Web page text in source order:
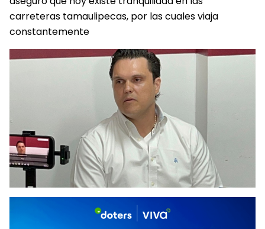
carreteras tamaulipecas, por las cuales viaja
constantemente